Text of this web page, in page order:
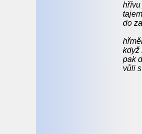
hřívu
do
když
pak
vůli